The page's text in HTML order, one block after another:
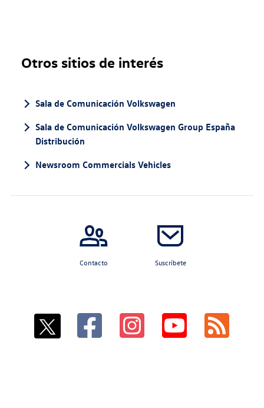
Otros sitios de interés
Sala de Comunicación Volkswagen
Sala de Comunicación Volkswagen Group España
Distribución
Newsroom Commercials Vehicles
Contacto Suscríbete